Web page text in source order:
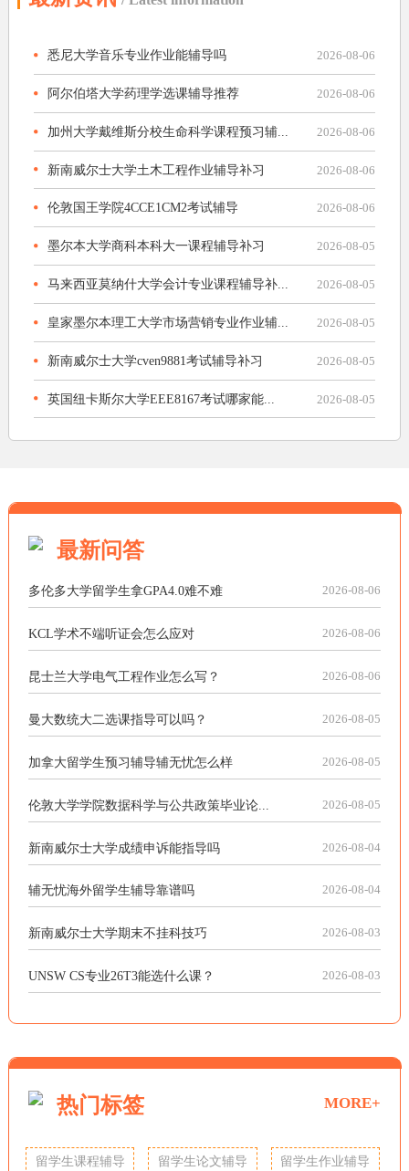
悉尼大学音乐专业作业能辅导吗 2026-08-06
阿尔伯塔大学药理学选课辅导推荐 2026-08-06
加州大学戴维斯分校生命科学课程预习辅... 2026-08-06
新南威尔士大学土木工程作业辅导补习 2026-08-06
伦敦国王学院4CCE1CM2考试辅导 2026-08-06
墨尔本大学商科本科大一课程辅导补习 2026-08-05
马来西亚莫纳什大学会计专业课程辅导补... 2026-08-05
皇家墨尔本理工大学市场营销专业作业辅... 2026-08-05
新南威尔士大学cven9881考试辅导补习 2026-08-05
英国纽卡斯尔大学EEE8167考试哪家能... 2026-08-05
最新问答
多伦多大学留学生拿GPA4.0难不难 2026-08-06
KCL学术不端听证会怎么应对 2026-08-06
昆士兰大学电气工程作业怎么写？ 2026-08-06
曼大数统大二选课指导可以吗？ 2026-08-05
加拿大留学生预习辅导辅无忧怎么样 2026-08-05
伦敦大学学院数据科学与公共政策毕业论... 2026-08-05
新南威尔士大学成绩申诉能指导吗 2026-08-04
辅无忧海外留学生辅导靠谱吗 2026-08-04
新南威尔士大学期末不挂科技巧 2026-08-03
UNSW CS专业26T3能选什么课？ 2026-08-03
热门标签 MORE+
留学生课程辅导 留学生论文辅导 留学生作业辅导